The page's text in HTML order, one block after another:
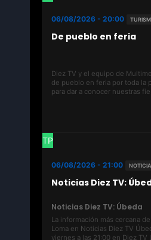
06/08/2026 - 20:00
De pueblo en feria
Diez TV y el equipo de
de pueblo en feria por toda la
para dar a conocer nuestras
TP
06/08/2026 - 21:00
Noticias Diez TV:
Noticias Diez TV: Úbeda
La información más cercana
Loma en Noticias Diez TV
viernes a las 21:00 en Diez TV